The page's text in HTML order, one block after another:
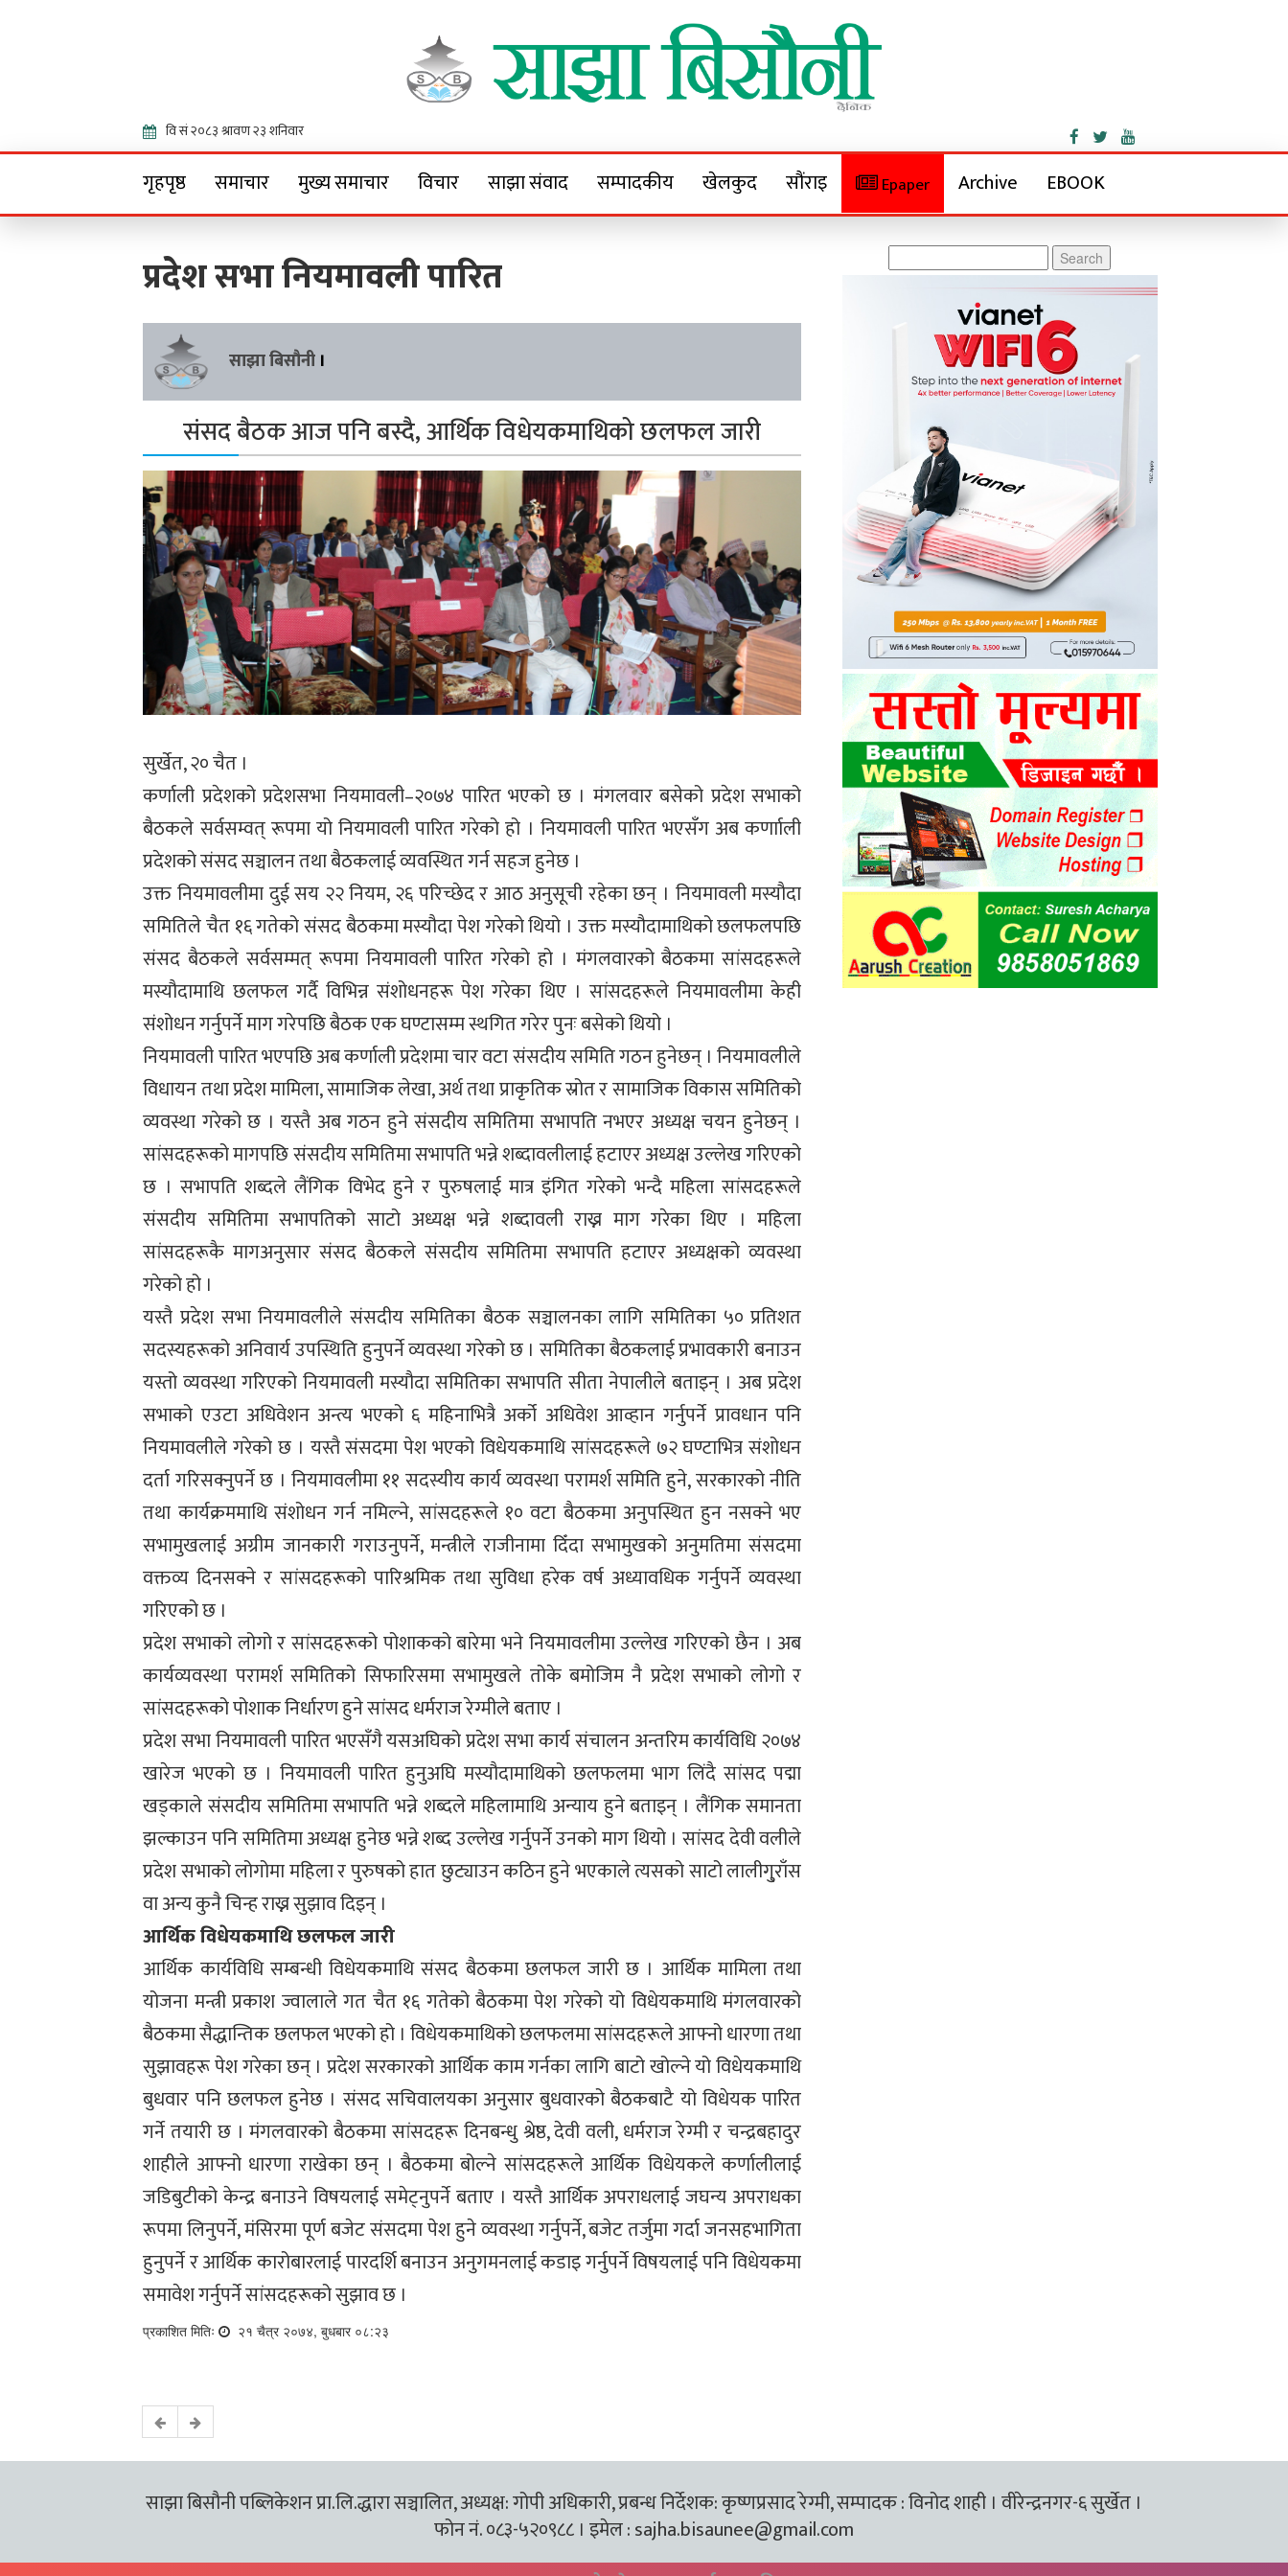
Sajha Bisaunee
गृहपृष्ठ समाचार मुख्य समाचार विचार साझा संवाद सम्पादकीय खेलकुद सौंराइ Epaper Archive EBOOK
प्रदेश सभा नियमावली पारित
साझा बिसौनी ।
संसद बैठक आज पनि बस्दै, आर्थिक विधेयकमाथिको छलफल जारी
सुर्खेत, २० चैत ।
कर्णाली प्रदेशको प्रदेशसभा नियमावली–२०७४ पारित भएको छ । मंगलवार बसेको प्रदेश सभाको
बैठकले सर्वसम्वत् रूपमा यो नियमावली पारित गरेको हो । नियमावली पारित भएसँग अब कर्णााली
प्रदेशको संसद सञ्चालन तथा बैठकलाई व्यवस्थित गर्न सहज हुनेछ ।
उक्त नियमावलीमा दुई सय २२ नियम, २६ परिच्छेद र आठ अनुसूची रहेका छन् । नियमावली मस्यौदा
समितिले चैत १६ गतेको संसद बैठकमा मस्यौदा पेश गरेको थियो । उक्त मस्यौदामाथिको छलफलपछि
संसद बैठकले सर्वसम्मत् रूपमा नियमावली पारित गरेको हो । मंगलवारको बैठकमा सांसदहरूले
मस्यौदामाथि छलफल गर्दै विभिन्न संशोधनहरू पेश गरेका थिए । सांसदहरूले नियमावलीमा केही
संशोधन गर्नुपर्ने माग गरेपछि बैठक एक घण्टासम्म स्थगित गरेर पुनः बसेको थियो ।
नियमावली पारित भएपछि अब कर्णाली प्रदेशमा चार वटा संसदीय समिति गठन हुनेछन् । नियमावलीले
विधायन तथा प्रदेश मामिला, सामाजिक लेखा, अर्थ तथा प्राकृतिक स्रोत र सामाजिक विकास समितिको
व्यवस्था गरेको छ । यस्तै अब गठन हुने संसदीय समितिमा सभापति नभएर अध्यक्ष चयन हुनेछन् ।
सांसदहरूको मागपछि संसदीय समितिमा सभापति भन्ने शब्दावलीलाई हटाएर अध्यक्ष उल्लेख गरिएको
छ । सभापति शब्दले लैंगिक विभेद हुने र पुरुषलाई मात्र इंगित गरेको भन्दै महिला सांसदहरूले
संसदीय समितिमा सभापतिको साटो अध्यक्ष भन्ने शब्दावली राख्न माग गरेका थिए । महिला
सांसदहरूकै मागअनुसार संसद बैठकले संसदीय समितिमा सभापति हटाएर अध्यक्षको व्यवस्था
गरेको हो ।
यस्तै प्रदेश सभा नियमावलीले संसदीय समितिका बैठक सञ्चालनका लागि समितिका ५० प्रतिशत
सदस्यहरूको अनिवार्य उपस्थिति हुनुपर्ने व्यवस्था गरेको छ । समितिका बैठकलाई प्रभावकारी बनाउन
यस्तो व्यवस्था गरिएको नियमावली मस्यौदा समितिका सभापति सीता नेपालीले बताइन् । अब प्रदेश
सभाको एउटा अधिवेशन अन्त्य भएको ६ महिनाभित्रै अर्को अधिवेश आव्हान गर्नुपर्ने प्रावधान पनि
नियमावलीले गरेको छ । यस्तै संसदमा पेश भएको विधेयकमाथि सांसदहरूले ७२ घण्टाभित्र संशोधन
दर्ता गरिसक्नुपर्ने छ । नियमावलीमा ११ सदस्यीय कार्य व्यवस्था परामर्श समिति हुने, सरकारको नीति
तथा कार्यक्रममाथि संशोधन गर्न नमिल्ने, सांसदहरूले १० वटा बैठकमा अनुपस्थित हुन नसक्ने भए
सभामुखलाई अग्रीम जानकारी गराउनुपर्ने, मन्त्रीले राजीनामा दिँदा सभामुखको अनुमतिमा संसदमा
वक्तव्य दिनसक्ने र सांसदहरूको पारिश्रमिक तथा सुविधा हरेक वर्ष अध्यावधिक गर्नुपर्ने व्यवस्था
गरिएको छ ।
प्रदेश सभाको लोगो र सांसदहरूको पोशाकको बारेमा भने नियमावलीमा उल्लेख गरिएको छैन । अब
कार्यव्यवस्था परामर्श समितिको सिफारिसमा सभामुखले तोके बमोजिम नै प्रदेश सभाको लोगो र
सांसदहरूको पोशाक निर्धारण हुने सांसद धर्मराज रेग्मीले बताए ।
प्रदेश सभा नियमावली पारित भएसँगै यसअघिको प्रदेश सभा कार्य संचालन अन्तरिम कार्यविधि २०७४
खारेज भएको छ । नियमावली पारित हुनुअघि मस्यौदामाथिको छलफलमा भाग लिंदै सांसद पद्मा
खड्काले संसदीय समितिमा सभापति भन्ने शब्दले महिलामाथि अन्याय हुने बताइन् । लैंगिक समानता
झल्काउन पनि समितिमा अध्यक्ष हुनेछ भन्ने शब्द उल्लेख गर्नुपर्ने उनको माग थियो । सांसद देवी वलीले
प्रदेश सभाको लोगोमा महिला र पुरुषको हात छुट्याउन कठिन हुने भएकाले त्यसको साटो लालीगु्राँस
वा अन्य कुनै चिन्ह राख्न सुझाव दिइन् ।
आर्थिक विधेयकमाथि छलफल जारी
आर्थिक कार्यविधि सम्बन्धी विधेयकमाथि संसद बैठकमा छलफल जारी छ । आर्थिक मामिला तथा
योजना मन्त्री प्रकाश ज्वालाले गत चैत १६ गतेको बैठकमा पेश गरेको यो विधेयकमाथि मंगलवारको
बैठकमा सैद्धान्तिक छलफल भएको हो । विधेयकमाथिको छलफलमा सांसदहरूले आफ्नो धारणा तथा
सुझावहरू पेश गरेका छन् । प्रदेश सरकारको आर्थिक काम गर्नका लागि बाटो खोल्ने यो विधेयकमाथि
बुधवार पनि छलफल हुनेछ । संसद सचिवालयका अनुसार बुधवारको बैठकबाटै यो विधेयक पारित
गर्ने तयारी छ । मंगलवारको बैठकमा सांसदहरू दिनबन्धु श्रेष्ठ, देवी वली, धर्मराज रेग्मी र चन्द्रबहादुर
शाहीले आफ्नो धारणा राखेका छन् । बैठकमा बोल्ने सांसदहरूले आर्थिक विधेयकले कर्णालीलाई
जडिबुटीको केन्द्र बनाउने विषयलाई समेट्नुपर्ने बताए । यस्तै आर्थिक अपराधलाई जघन्य अपराधका
रूपमा लिनुपर्ने, मंसिरमा पूर्ण बजेट संसदमा पेश हुने व्यवस्था गर्नुपर्ने, बजेट तर्जुमा गर्दा जनसहभागिता
हुनुपर्ने र आर्थिक कारोबारलाई पारदर्शि बनाउन अनुगमनलाई कडाइ गर्नुपर्ने विषयलाई पनि विधेयकमा
समावेश गर्नुपर्ने सांसदहरूको सुझाव छ ।
प्रकाशित मितिः २१ चैत्र २०७४, बुधबार ०८:२३
for:
साझा बिसौनी पब्लिकेशन प्रा.लि.द्धारा सञ्चालित, अध्यक्ष: गोपी अधिकारी, प्रबन्ध निर्देशक: कृष्णप्रसाद रेग्मी, सम्पादक : विनोद शाही । वीरेन्द्रनगर-६ सुर्खेत ।
फोन नं. ०८३-५२०९८८ । इमेल :sajha.bisaunee@gmail.com